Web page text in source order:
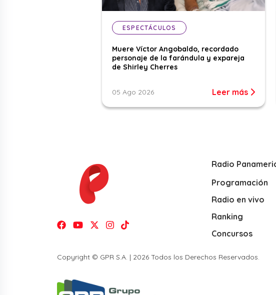
ESPECTÁCULOS
Muere Víctor Angobaldo, recordado
personaje de la farándula y expareja
de Shirley Cherres
05 Ago 2026 Leer más
Radio
Programación
Radio en vivo
Ranking
Concursos
Copyright © GPR S.A. | 2026 Todos los Derechos Reservados.